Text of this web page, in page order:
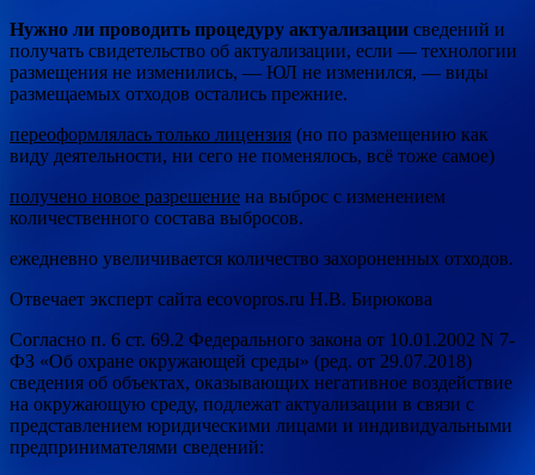
Нужно ли проводить процедуру актуализации сведений и
получать свидетельство об актуализации, если — технологии
размещения не изменились, — ЮЛ не изменился, — виды
размещаемых отходов остались прежние.
переоформлялась только лицензия (но по размещению как
виду деятельности, ни сего не поменялось, всё тоже самое)
получено новое разрешение на выброс с изменением
количественного состава выбросов.
ежедневно увеличивается количество захороненных отходов.
Отвечает эксперт сайта ecovopros.ru Н.В. Бирюкова
Согласно п. 6 ст. 69.2 Федерального закона от 10.01.2002 N 7-
ФЗ «Об охране окружающей среды» (ред. от 29.07.2018)
сведения об объектах, оказывающих негативное воздействие
на окружающую среду, подлежат актуализации в связи с
представлением юридическими лицами и индивидуальными
предпринимателями сведений: